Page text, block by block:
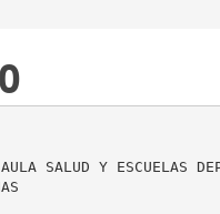
SALUD Y ESCUELAS